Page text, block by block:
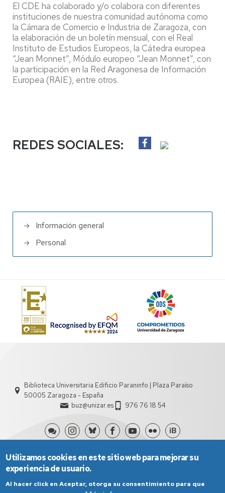
El CDE ha colaborado y/o colabora con diferentes
instituciones de nuestra comunidad autónoma como
la Cámara de Comercio e Industria de Zaragoza, con
la elaboración de un boletín mensual, con el Real
Instituto de Estudios Europeos, la Cátedra europea
“Jean Monnet”, Módulo europeo “Jean Monnet”, con
la participación en la Red Aragonesa de Información
Europea (RAIE), entre otros.
REDES SOCIALES:
Información general
Personal
Biblioteca Universitaria Edificio Paraninfo | Plaza Paraíso
50005 Zaragoza - España
buz@unizar.es
976 76 18 54
Utilizamos cookies en este sitio web para mejorar su
experiencia de usuario.
Al hacer click en Aceptar, otorga su consentimiento para que